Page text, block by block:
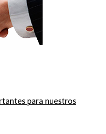
para nuestros